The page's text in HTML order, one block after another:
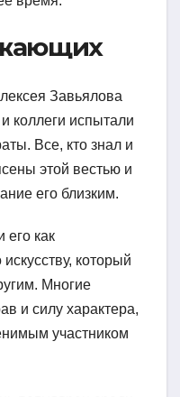
Завьялова
коллеги испытали
Все, кто знал и
этой вестью и
его близким.
его как
который
Многие
и силу характера,
участником